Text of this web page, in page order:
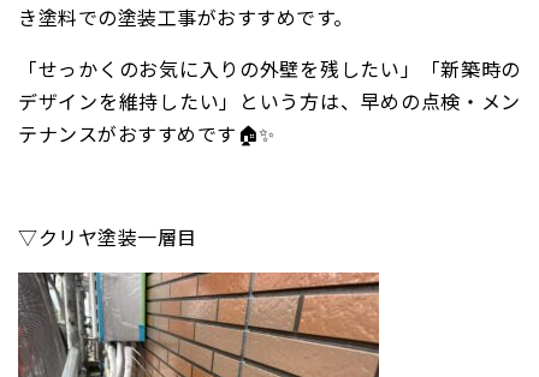
き塗料での塗装工事がおすすめです。
「せっかくのお気に入りの外壁を残したい」「新築時の
デザインを維持したい」という方は、早めの点検・メン
テナンスがおすすめです🏠✨
▽クリヤ塗装一層目